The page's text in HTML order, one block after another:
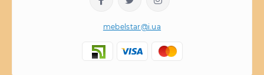
mebelstar@i.ua